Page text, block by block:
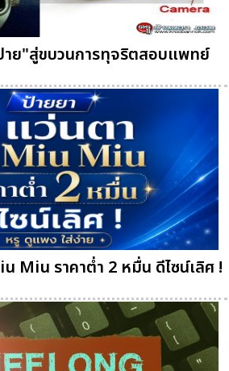
ย"สู่ขบวนการทุจริตสอบแพทย์
Miu ราคาต่ำ 2 หมื่น ดีไซน์เลิศ !